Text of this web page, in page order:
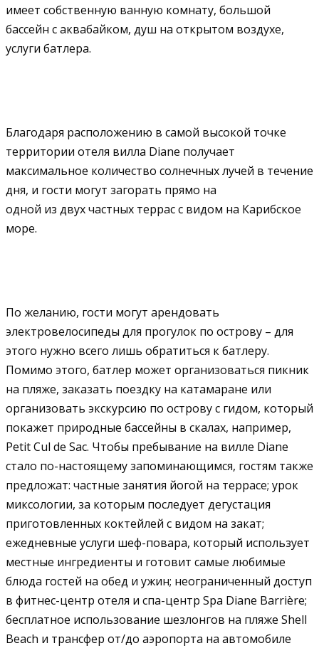
имеет собственную ванную комнату, большой
бассейн с аквабайком, душ на открытом воздухе,
услуги батлера.
Благодаря расположению в самой высокой точке
территории отеля вилла Diane получает
максимальное количество солнечных лучей в течение
дня, и гости могут загорать прямо на
одной из двух частных террас с видом на Карибское
море.
По желанию, гости могут арендовать
электровелосипеды для прогулок по острову – для
этого нужно всего лишь обратиться к батлеру.
Помимо этого, батлер может организоваться пикник
на пляже, заказать поездку на катамаране или
организовать экскурсию по острову с гидом, который
покажет природные бассейны в скалах, например,
Petit Cul de Sac. Чтобы пребывание на вилле Diane
стало по-настоящему запоминающимся, гостям также
предложат: частные занятия йогой на террасе; урок
миксологии, за которым последует дегустация
приготовленных коктейлей с видом на закат;
ежедневные услуги шеф-повара, который использует
местные ингредиенты и готовит самые любимые
блюда гостей на обед и ужин; неограниченный доступ
в фитнес-центр отеля и спа-центр Spa Diane Barrière;
бесплатное использование шезлонгов на пляже Shell
Beach и трансфер от/до аэропорта на автомобиле